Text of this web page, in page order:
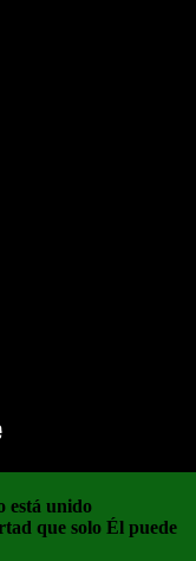
está unido
que solo Él puede